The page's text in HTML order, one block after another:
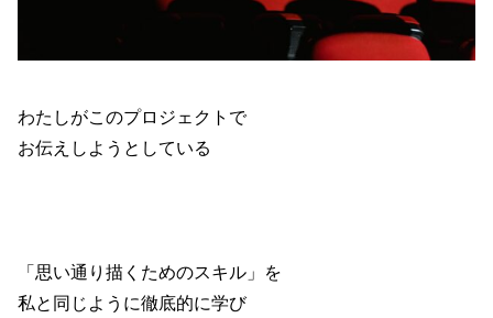
わたしがこのプロジェクトで
お伝えしようとしている
「思い通り描くためのスキル」を
私と同じように徹底的に学び